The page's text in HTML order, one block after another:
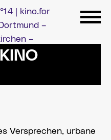
Versprechen, urbane